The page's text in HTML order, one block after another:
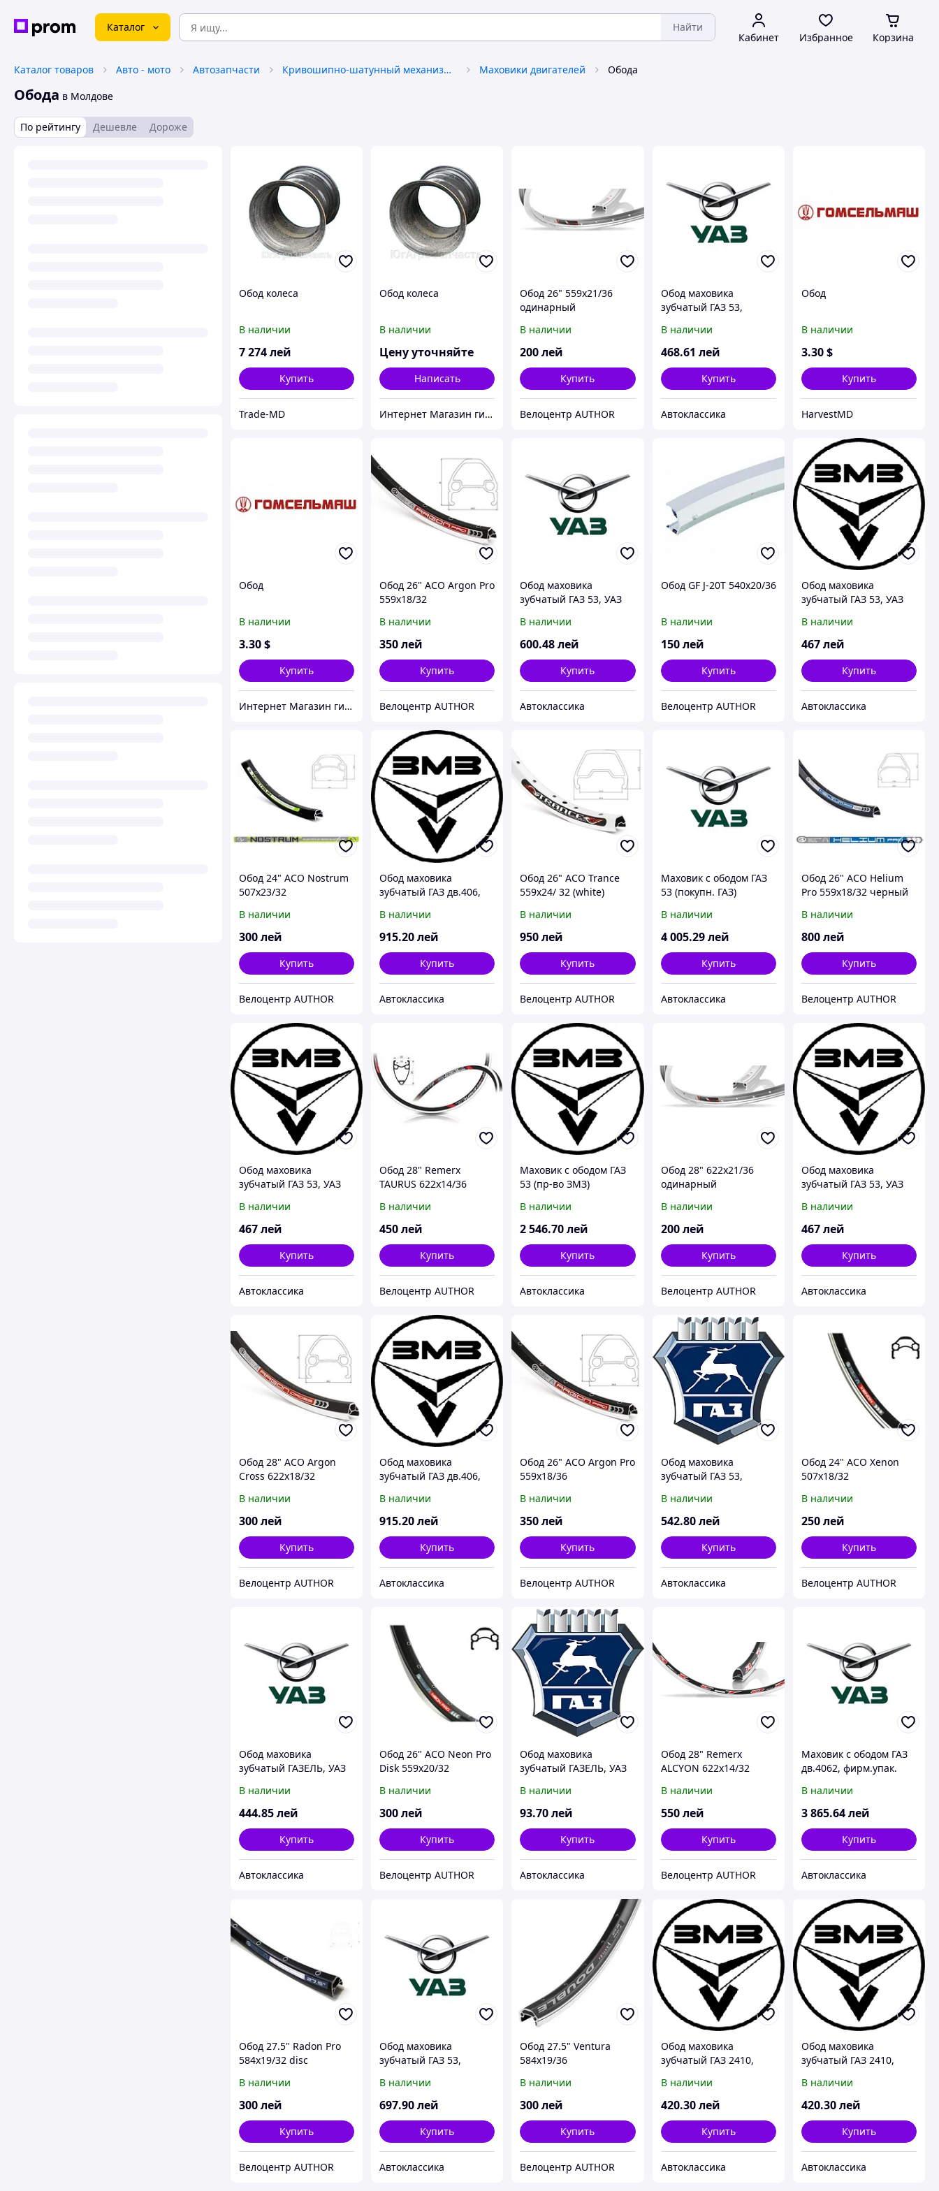
Каталог Найти
Кабинет Избранное Корзина
Каталог товаров Авто - мото Автозапчасти Кривошипно-шатунный механизм (КШМ) Маховики двигателей Обода
Обода в Молдове
По рейтингу Дешевле Дороже
Обод колеса
В наличии
7 274лей
Купить
Trade-MD
Обод колеса
В наличии
Цену уточняйте
Написать
Интернет Магазин гидравлических узлов
Обод 26" 559x21/36
одинарный
В наличии
200лей
Купить
Велоцентр AUTHOR
Обод маховика
зубчатый ГАЗ 53,
В наличии
468.61 лей
Купить
Автоклассика
Обод
В наличии
3.30$
Купить
HarvestMD
Обод
В наличии
3.30$
Купить
Интернет Магазин гидравлических узлов
Обод 26" ACO Argon Pro
559x18/32
В наличии
350лей
Купить
Велоцентр AUTHOR
Обод маховика
зубчатый ГАЗ 53, УАЗ
фирм.упак. (пр-во ЗМЗ)
В наличии
600.48лей
Купить
Автоклассика
Обод GF J-20T 540x20/36
В наличии
150 лей
Купить
Велоцентр AUTHOR
Обод маховика
зубчатый ГАЗ 53, УАЗ
фирм.упак. (пр-во ЗМЗ)
В наличии
467лей
Купить
Автоклассика
Обод 24" ACO Nostrum
507x23/32
В наличии
300лей
Купить
Велоцентр AUTHOR
Обод маховика
зубчатый ГАЗ дв.406,
В наличии
915.20лей
Купить
Автоклассика
Обод 26" ACO Trance
559x24/ 32 (white)
В наличии
950лей
Купить
Велоцентр AUTHOR
Маховик с ободом ГАЗ
53 (покупн. ГАЗ)
В наличии
4 005.29 лей
Купить
Автоклассика
Обод 26" ACO Helium
Pro 559x18/32 черный
В наличии
800лей
Купить
Велоцентр AUTHOR
Обод маховика
зубчатый ГАЗ 53, УАЗ
фирм.упак. (пр-во ЗМЗ)
В наличии
467лей
Купить
Автоклассика
Обод 28" Remerx
TAURUS 622x14/36
В наличии
450лей
Купить
Велоцентр AUTHOR
Маховик с ободом ГАЗ
53 (пр-во ЗМЗ)
В наличии
2 546.70лей
Купить
Автоклассика
Обод 28" 622x21/36
одинарный
В наличии
200 лей
Купить
Велоцентр AUTHOR
Обод маховика
зубчатый ГАЗ 53, УАЗ
фирм.упак. (пр-во ЗМЗ)
В наличии
467лей
Купить
Автоклассика
Обод 28" ACO Argon
Cross 622x18/32
В наличии
300лей
Купить
Велоцентр AUTHOR
Обод маховика
зубчатый ГАЗ дв.406,
В наличии
915.20лей
Купить
Автоклассика
Обод 26" ACO Argon Pro
559x18/36
В наличии
350лей
Купить
Велоцентр AUTHOR
Обод маховика
зубчатый ГАЗ 53,
во УМЗ)
В наличии
542.80 лей
Купить
Автоклассика
Обод 24" ACO Xenon
507x18/32
В наличии
250лей
Купить
Велоцентр AUTHOR
Обод маховика
зубчатый ГАЗЕЛЬ, УАЗ
Ульяновск)
В наличии
444.85лей
Купить
Автоклассика
Обод 26" ACO Neon Pro
Disk 559x20/32
В наличии
300лей
Купить
Велоцентр AUTHOR
Обод маховика
зубчатый ГАЗЕЛЬ, УАЗ
Ульяновск)
В наличии
93.70лей
Купить
Автоклассика
Обод 28" Remerx
ALCYON 622x14/32
В наличии
550 лей
Купить
Велоцентр AUTHOR
Маховик с ободом ГАЗ
дв.4062, фирм.упак.
В наличии
3 865.64лей
Купить
Автоклассика
Обод 27.5" Radon Pro
584x19/32 disc
В наличии
300лей
Купить
Велоцентр AUTHOR
Обод маховика
зубчатый ГАЗ 53,
во УМЗ)
В наличии
697.90лей
Купить
Автоклассика
Обод 27.5" Ventura
584x19/36
В наличии
300лей
Купить
Велоцентр AUTHOR
Обод маховика
зубчатый ГАЗ 2410,
ЗМЗ)
В наличии
420.30 лей
Купить
Автоклассика
Обод маховика
зубчатый ГАЗ 2410,
ЗМЗ)
В наличии
420.30лей
Купить
Автоклассика